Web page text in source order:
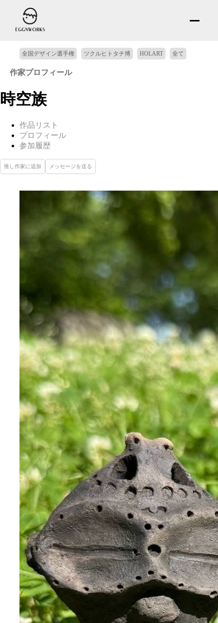
全国デザイン選手権 ツクルヒトタチ博 HOLART 全て
作家プロフィール
時空族
作品リスト
プロフィール
参加履歴
推し作家に追加 メッセージを送る